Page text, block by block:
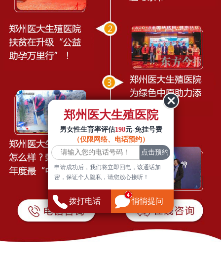
郑州医大生殖医院
男女性生育率评估198元-免挂号费
（仅限网络、电话预约）
申请成功后，我们将立即回电，该通话加
密，保证个人隐私，请您放心接听！
拨打电话 悄悄提问